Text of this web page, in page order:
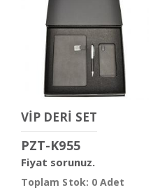
VİP DERİ SET
PZT-K955
Fiyat sorunuz.
Toplam Stok: 0 Adet